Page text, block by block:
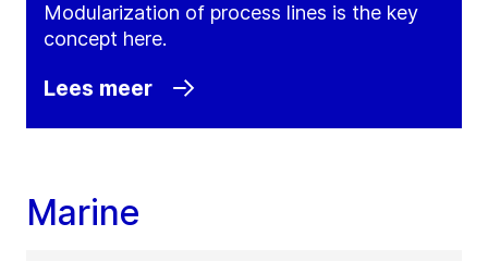
Modularization of process lines is the key
concept here.
Lees meer
Marine